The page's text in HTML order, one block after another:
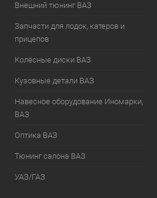
Внешний тюнинг ВАЗ
Запчасти для лодок, катеров и
прицепов
Колёсные диски ВАЗ
Кузовные детали ВАЗ
Навесное оборудование Иномарки,
ВАЗ
Оптика ВАЗ
Тюнинг салона ВАЗ
УАЗ/ГАЗ